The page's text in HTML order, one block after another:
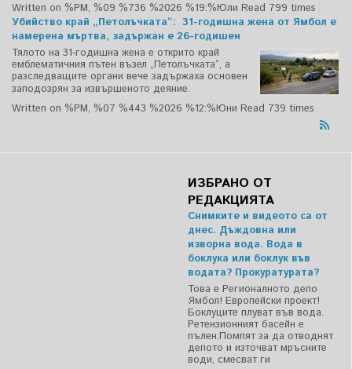
Written on %PM, %09 %736 %2026 %19:%Юли Read 799 times
Убийство край „Петолъчката“: 31-годишна жена от Ямбол е
намерена мъртва, задържан е 26-годишен
Тялото на 31-годишна жена е открито край
емблематичния пътен възел „Петолъчката“, а
разследващите органи вече задържаха основен
заподозрян за извършеното деяние.
Written on %PM, %07 %443 %2026 %12:%Юни Read 739 times
ИЗБРАНО ОТ
РЕДАКЦИЯТА
Снимките и видеото са от
днес. Дъждовна или
изворна вода. Вода в
боклука или боклук във
водата? Прокуратурата?
Това е Регионалното депо
Ямбол! Европейски проект!
Боклуците плуват във вода.
Ретензионният басейн е
пълен.Помпят за да отводнят
депото и източват мръсните
води, смесват ги